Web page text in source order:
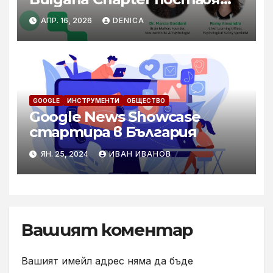
акцент върху
психологическата
безопасност и
благополучието
АПР. 16, 2026 DENICA
GOOGLE ИНСТРУМЕНТИ ОБЩЕСТВО
Google News Showcase
стартира в България
ЯН. 25, 2024 ИВАН ИВАНОВ
Вашият коментар
Вашият имейл адрес няма да бъде